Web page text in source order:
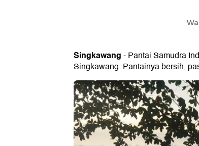
Singkawang- Pantai Samudra
Singkawang. Pantainya bersih,